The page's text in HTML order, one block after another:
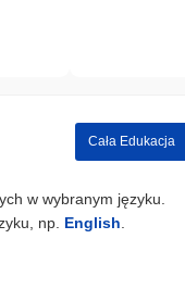
Cała Edukacja
w wybranym języku.
np. English